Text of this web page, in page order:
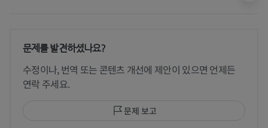
문제를 발견하셨나요?
수정이나, 번역 또는 콘텐츠 개선에 제안이 있으면 언제든
연락 주세요.
문제 보고